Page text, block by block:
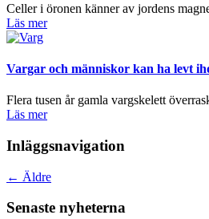
Celler i öronen känner av jordens
Läs mer
Vargar och människor kan ha levt
Flera tusen år gamla vargskelett
Läs mer
Inläggsnavigation
← Äldre
Senaste nyheterna